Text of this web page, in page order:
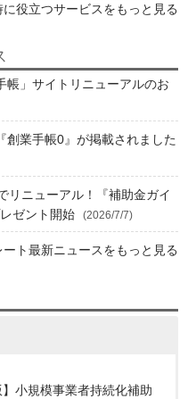
に役立つサービスをもっと見る
帳」サイトリニューアルのお
創業手帳0』が掲載されました
リニューアル！『補助金ガイ
ゼント開始
(2026/7/7)
ート最新ニュースをもっと見る
】小規模事業者持続化補助